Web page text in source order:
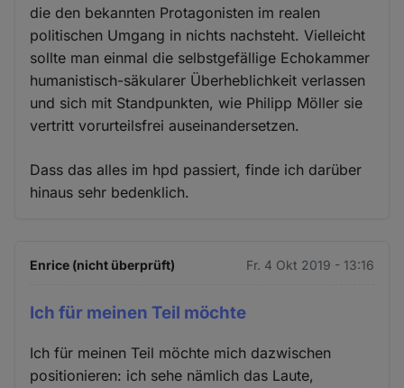
die den bekannten Protagonisten im realen
politischen Umgang in nichts nachsteht. Vielleicht
sollte man einmal die selbstgefällige Echokammer
humanistisch-säkularer Überheblichkeit verlassen
und sich mit Standpunkten, wie Philipp Möller sie
vertritt vorurteilsfrei auseinandersetzen.
Dass das alles im hpd passiert, finde ich darüber
hinaus sehr bedenklich.
Enrice (nicht überprüft) Fr. 4 Okt 2019 - 13:16
Ich für meinen Teil möchte
Ich für meinen Teil möchte mich dazwischen
positionieren: ich sehe nämlich das Laute,